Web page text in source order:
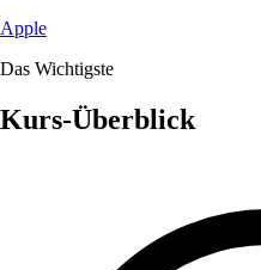
Apple
Das Wichtigste
Kurs-Überblick